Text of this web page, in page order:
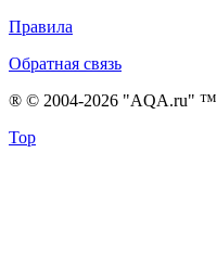
Правила
Обратная связь
® © 2004-2026 "AQA.ru" ™
Top